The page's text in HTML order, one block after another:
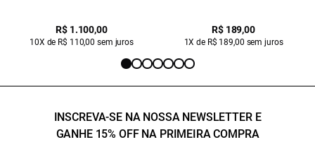
R$ 1.100,00
10X de R$ 110,00 sem juros
R$ 189,00
1X de R$ 189,00 sem juros
INSCREVA-SE NA NOSSA NEWSLETTER E
GANHE 15% OFF NA PRIMEIRA COMPRA